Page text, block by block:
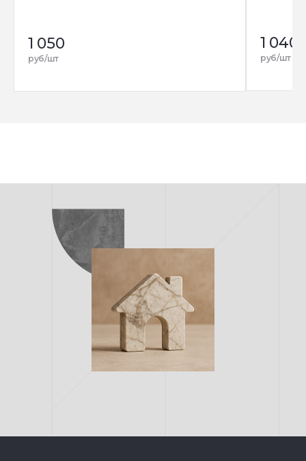
1 050
руб/шт
1 040
руб/шт